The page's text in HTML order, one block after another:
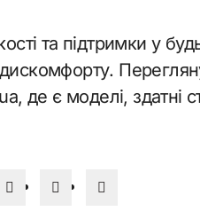
та підтримки у
де є моделі, здатні